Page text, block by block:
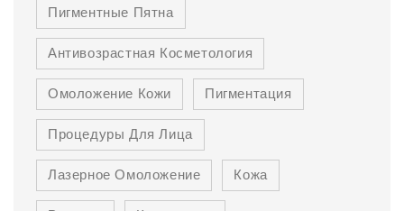
Пигментные Пятна
Антивозрастная Косметология
Омоложение Кожи
Пигментация
Процедуры Для Лица
Лазерное Омоложение
Кожа